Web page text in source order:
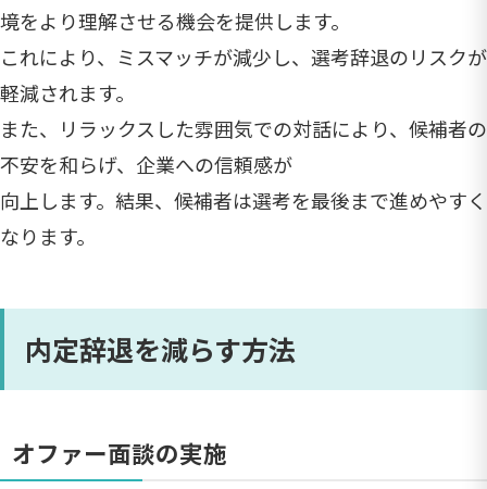
境をより理解させる機会を提供します。
これにより、ミスマッチが減少し、選考辞退のリスクが
軽減されます。
また、リラックスした雰囲気での対話により、候補者の
不安を和らげ、企業への信頼感が
向上します。結果、候補者は選考を最後まで進めやすく
なります。
内定辞退を減らす方法
オファー面談の実施